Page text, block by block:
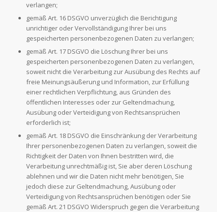
verlangen;
gemäß Art. 16 DSGVO unverzüglich die Berichtigung
unrichtiger oder Vervollständigung Ihrer bei uns
gespeicherten personenbezogenen Daten zu verlangen;
gemäß Art. 17 DSGVO die Löschung Ihrer bei uns
gespeicherten personenbezogenen Daten zu verlangen,
soweit nicht die Verarbeitung zur Ausübung des Rechts auf
freie Meinungsäußerung und Information, zur Erfüllung
einer rechtlichen Verpflichtung, aus Gründen des
öffentlichen Interesses oder zur Geltendmachung,
Ausübung oder Verteidigung von Rechtsansprüchen
erforderlich ist;
gemäß Art. 18 DSGVO die Einschränkung der Verarbeitung
Ihrer personenbezogenen Daten zu verlangen, soweit die
Richtigkeit der Daten von Ihnen bestritten wird, die
Verarbeitung unrechtmäßig ist, Sie aber deren Löschung
ablehnen und wir die Daten nicht mehr benötigen, Sie
jedoch diese zur Geltendmachung, Ausübung oder
Verteidigung von Rechtsansprüchen benötigen oder Sie
gemäß Art. 21 DSGVO Widerspruch gegen die Verarbeitung